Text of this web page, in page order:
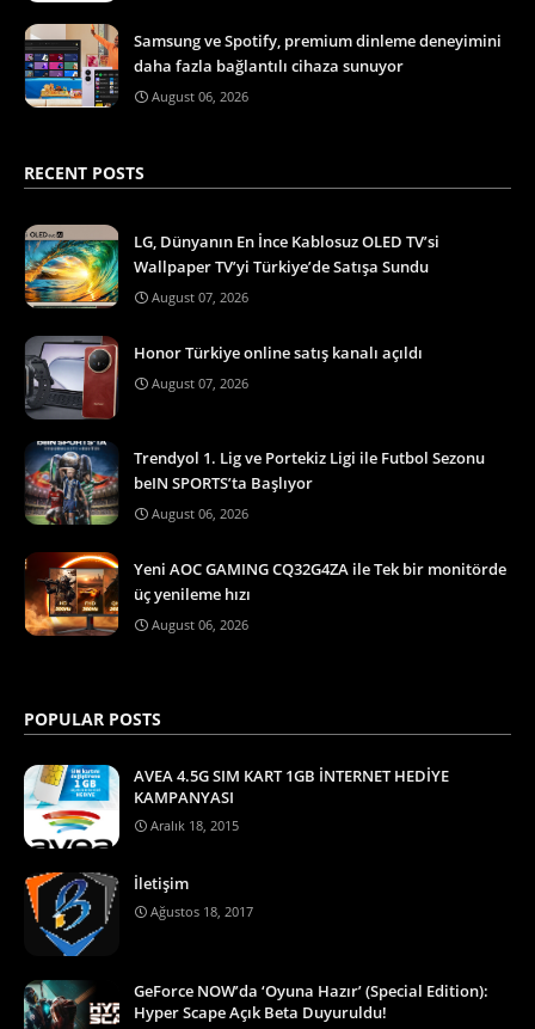
Samsung ve Spotify, premium dinleme deneyimini
daha fazla bağlantılı cihaza sunuyor
August 06, 2026
RECENT POSTS
LG, Dünyanın En İnce Kablosuz OLED TV’si
Wallpaper TV’yi Türkiye’de Satışa Sundu
August 07, 2026
Honor Türkiye online satış kanalı açıldı
August 07, 2026
Trendyol 1. Lig ve Portekiz Ligi ile Futbol Sezonu
beIN SPORTS’ta Başlıyor
August 06, 2026
Yeni AOC GAMING CQ32G4ZA ile Tek bir monitörde
üç yenileme hızı
August 06, 2026
POPULAR POSTS
AVEA 4.5G SIM KART 1GB İNTERNET HEDİYE
KAMPANYASI
Aralık 18, 2015
İletişim
Ağustos 18, 2017
GeForce NOW’da ‘Oyuna Hazır’ (Special Edition):
Hyper Scape Açık Beta Duyuruldu!